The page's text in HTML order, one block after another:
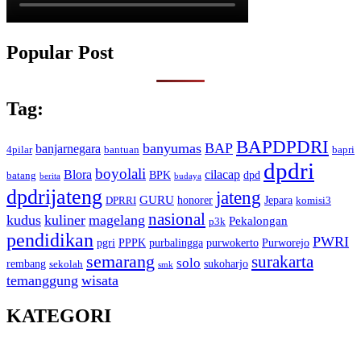
Popular Post
Tag:
4pilar banjarnegara bantuan banyumas BAP BAPDPDRI bapri
batang berita Blora boyolali BPK budaya cilacap dpd dpdri
dpdrijateng DPRRI GURU honorer jateng Jepara komisi3
kudus kuliner magelang nasional p3k Pekalongan
pendidikan pgri PPPK purbalingga purwokerto Purworejo PWRI
rembang sekolah semarang smk solo sukoharjo surakarta
temanggung wisata
KATEGORI